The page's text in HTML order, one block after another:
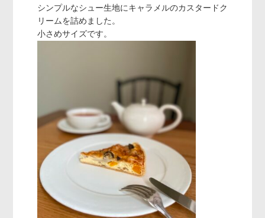
シンプルなシュー生地にキャラメルのカスタードク
リームを詰めました。
小さめサイズです。